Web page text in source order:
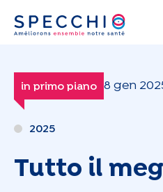
in primo piano 8 gen
2025
Tutto il